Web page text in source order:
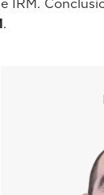
IRM.
.